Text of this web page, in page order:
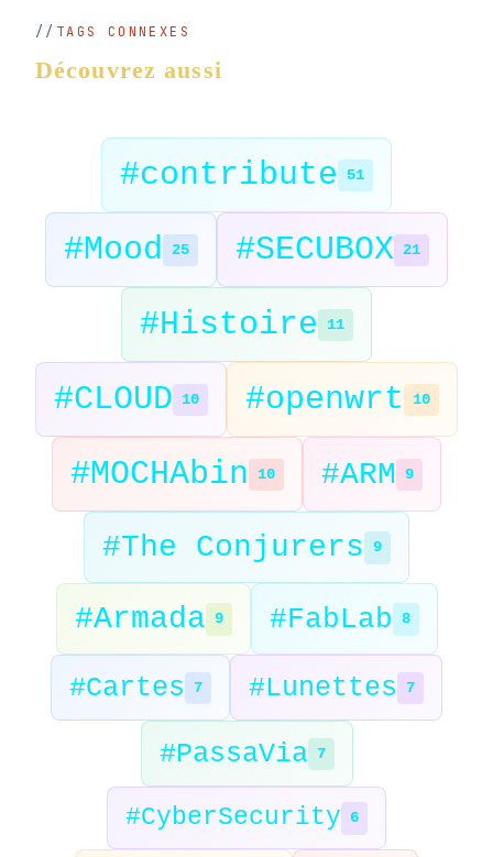
TAGS CONNEXES
Découvrez aussi
#contribute 51
#Mood 25 #SECUBOX 21
#Histoire 11
#CLOUD 10 #openwrt 10
#MOCHAbin 10 #ARM 9
#The Conjurers 9
#Armada 9 #FabLab 8
#Cartes 7 #Lunettes 7
#PassaVia 7
#CyberSecurity 6